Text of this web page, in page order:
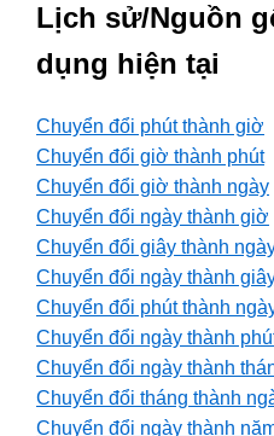
Lịch sử/Nguồn
dụng hiện tại
Chuyển đổi phút thành giờ
Chuyển đổi giờ thành phút
Chuyển đổi giờ thành ngày
Chuyển đổi ngày thành giờ
Chuyển đổi giây thành
Chuyển đổi ngày thành
Chuyển đổi phút thành
Chuyển đổi ngày thành
Chuyển đổi ngày thành
Chuyển đổi tháng thành
Chuyển đổi ngày thành